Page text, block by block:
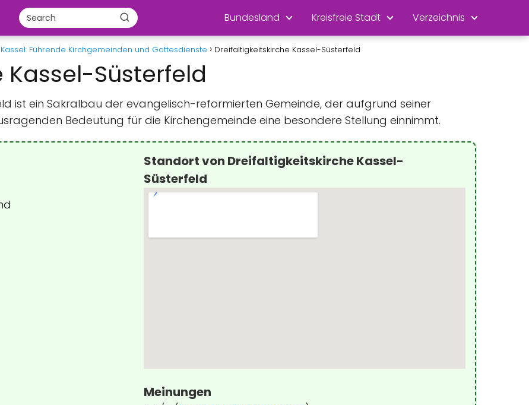
Bundesland Kreisfreie Stadt Verzeichnis
Führende Kirchgemeinden und Gottesdienste Dreifaltigkeitskirche Kassel-Süsterfeld
Süsterfeld
ist ein Sakralbau der evangelisch-reformierten Gemeinde, der aufgrund seiner
Bedeutung für die Kirchengemeinde eine besondere Stellung einnimmt.
Standort von Dreifaltigkeitskirche Kassel-
Süsterfeld
Meinungen